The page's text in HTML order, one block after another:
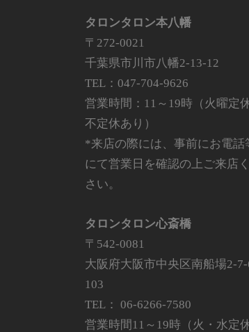
タロンタロン本八幡
〒272-0021
千葉県市川市八幡2-13-12
TEL：047-704-9626
営業時間：11～19時（火曜定
不定休あり）
*来店の際には、事前にお電話
にて営業日を確認の上ご来店
さい。
タロンタロン心斎橋
〒542-0081
大阪府大阪市中央区南船場2-7-
103
TEL： 06-6266-7580
営業時間11～19時（火・水定休